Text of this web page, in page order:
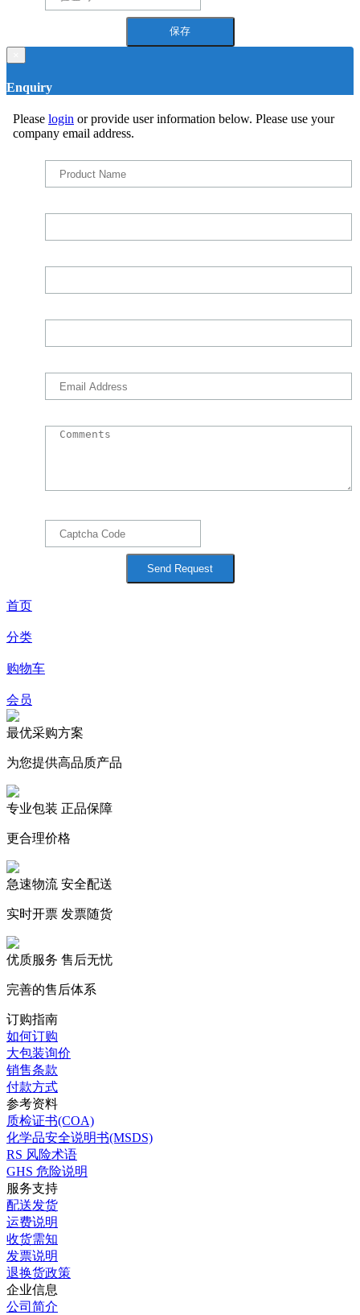
Enquiry
Please login or provide user information below. Please use your
company email address.
首页
分类
购物车
会员
最优采购方案
为您提供高品质产品
专业包装 正品保障
更合理价格
急速物流 安全配送
实时开票 发票随货
优质服务 售后无忧
完善的售后体系
订购指南
如何订购
大包装询价
销售条款
付款方式
参考资料
质检证书(COA)
化学品安全说明书(MSDS)
RS 风险术语
GHS 危险说明
服务支持
配送发货
运费说明
收货需知
发票说明
退换货政策
企业信息
公司简介